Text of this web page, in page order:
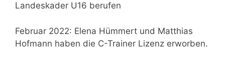
Landeskader U16 berufen
Februar 2022: Elena Hümmert und Matthias
Hofmann haben die C-Trainer Lizenz erworben.